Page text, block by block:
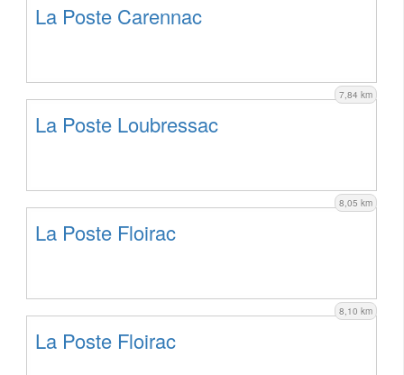
La Poste Carennac
7,84 km
La Poste Loubressac
8,05 km
La Poste Floirac
8,10 km
La Poste Floirac